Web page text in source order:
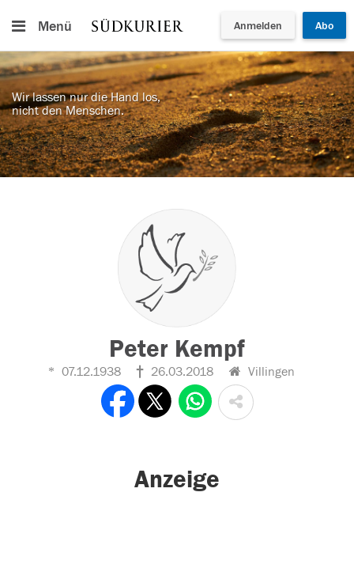
Menü Anmelden Abo
Wir lassen nur die Hand los,
nicht den Menschen.
Peter Kempf
07.12.1938 26.03.2018 Villingen
Anzeige